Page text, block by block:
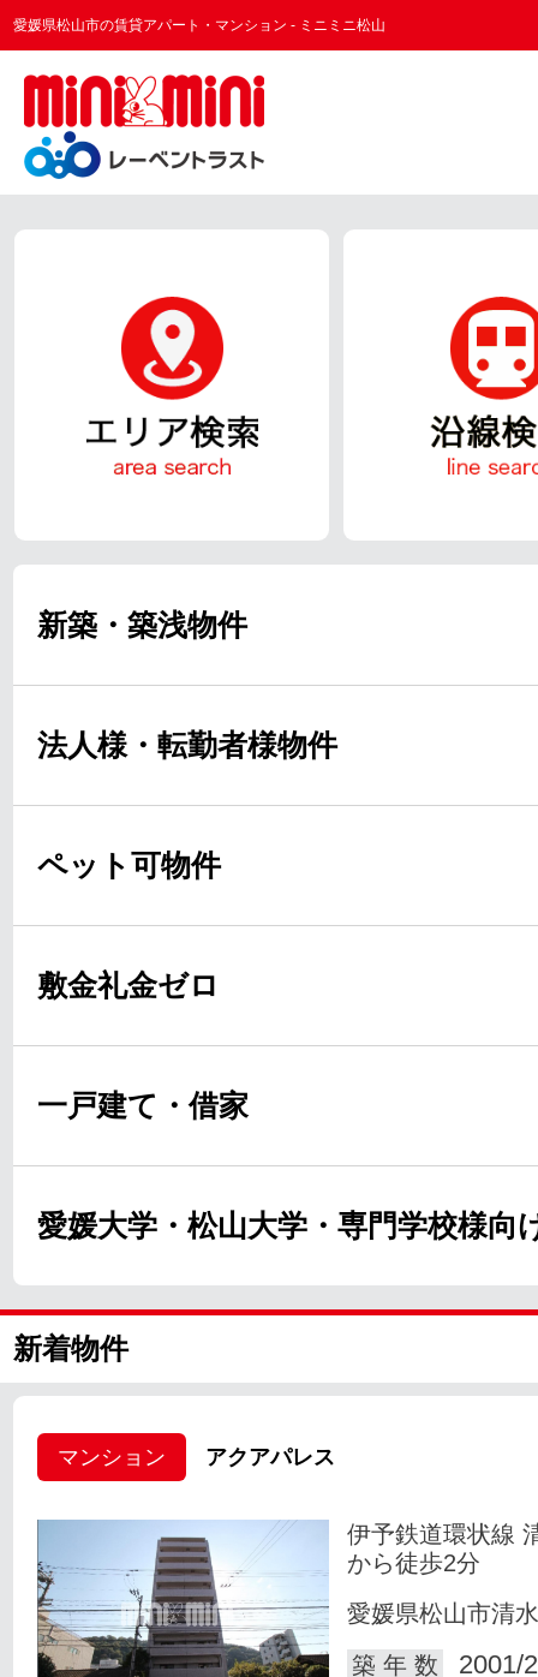
愛媛県松山市の賃貸アパート・マンション - ミニミニ松山
新築・築浅物件
法人様・転勤者様物件
ペット可物件
敷金礼金ゼロ
一戸建て・借家
愛媛大学・松山大学・専門学校様向
新着物件
マンション アクアパレス
伊予鉄道環状線
から徒歩2分
愛媛県松山市清
築 年 数
2001/